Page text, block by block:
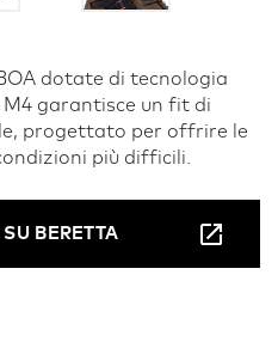
dotate di tecnologia
M4 garantisce un fit di
progettato per offrire le
più difficili.
BERETTA